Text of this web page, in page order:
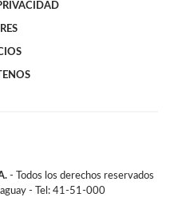
- Todos los derechos reservados
- Tel: 41-51-000